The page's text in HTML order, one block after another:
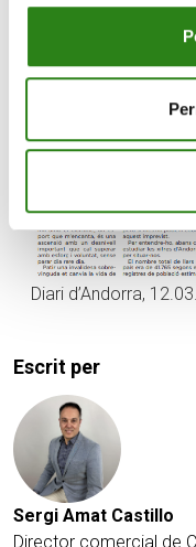
s’adapten més a
Diari d’Andorra,
Escrit per
Sergi Amat Castillo
Director comercial de